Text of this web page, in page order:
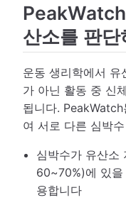
산소를 판단
운동 생리학에서 유
가 아닌 활동 중 신
됩니다.
여 서로 다른 심박
심박수가 유산소
60~70%)에 있
용합니다